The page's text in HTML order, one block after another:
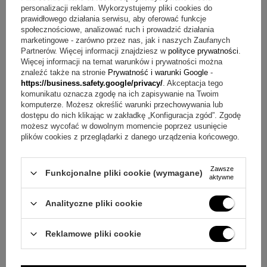
FAQ – szybkie odpowiedzi o zegarze na 12 zdjęć
Pytanie:Jak przygotować własne zdjęcia do personalizacji?
Odpowiedź:Personalizacja: własne zdjęcia – łatwe do
przygotowania przed drukiem.
Pytanie:Jak wybrać zdjęcia, które trafią na tarczę?
Odpowiedź:Możesz umieścić fotografie członków rodziny,
ukochanych osób, wspólnych chwil lub dziecięcych
uśmiechów.
Pytanie:Czy na zegarze jest stały napis?Odpowiedź:Tak,
jest każdej sekundy".
Pytanie:Jak jest zasilany ten zegar?Odpowiedź:Zasilanie:
Pytanie:Na jakie okazje pasuje taki prezent?
Odpowiedź:
Zastosowanie obejmuje prezent na Dzień Matki, Dzień
Mały przedmiot, wielkie emocje
personalizacji reklam. Wykorzystujemy pliki cookies do
prawidłowego działania serwisu, aby oferować funkcje
społecznościowe, analizować ruch i prowadzić działania
marketingowe - zarówno przez nas, jak i naszych Zaufanych
Partnerów. Więcej informacji znajdziesz w polityce prywatności.
Więcej informacji na temat warunków i prywatności można
znaleźć także na stronie Prywatność i warunki Google -
https://business.safety.google/privacy/. Akceptacja tego
komunikatu oznacza zgodę na ich zapisywanie na Twoim
komputerze. Możesz określić warunki przechowywania lub
dostępu do nich klikając w zakładkę „Konfiguracja zgód”. Zgodę
możesz wycofać w dowolnym momencie poprzez usunięcie
plików cookies z przeglądarki z danego urządzenia końcowego.
Funkcjonalne pliki cookie (wymagane)
Zawsze
aktywne
Analityczne pliki cookie
Reklamowe pliki cookie